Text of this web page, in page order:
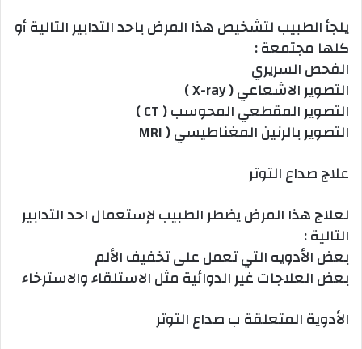
يلجأ الطبيب لتشخيص هذا المرض باحد التدابير التالية أو
كلها مجتمعة :
الفحص السريري
التصوير الاشعاعي ( X-ray )
التصوير المقطعي المحوسب ( CT )
التصوير بالرنين المغناطيسي ( MRI
علاج صداع التوتر
لعلاج هذا المرض يضطر الطبيب لإستعمال احد التدابير
التالية :
بعض الأدويه التي تعمل على تخفيف الألم
بعض العلاجات غير الدوائية مثل الاستلقاء والاسترخاء
الأدوية المتعلقة ب صداع التوتر